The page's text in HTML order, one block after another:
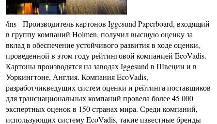
/ins Производитель картонов Iggesund Paperboard, входящий
в группу компаний Holmen, получил высшую оценку за
вклад в обеспечение устойчивого развития в ходе оценки,
проведенной в этом году рейтинговой компанией EcoVadis.
Картоны производятся на заводах Iggesund в Швеции и в
Уоркингтоне, Англия. Компания EcoVadis,
разработчикведущих систем оценки и рейтинга поставщиков
для транснациональных компаний провела более 45 000
экспертных оценок в 150 странах мира. Среди компаний,
использующих систему EcoVadis, такие известные бренды